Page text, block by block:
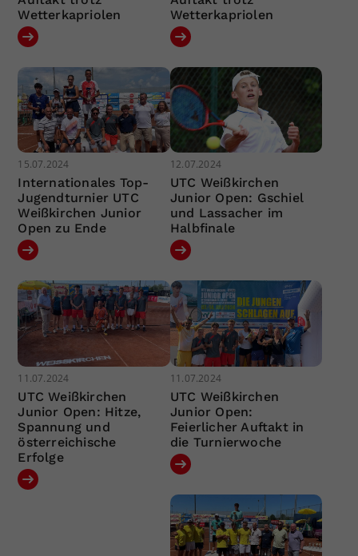
Wetterkapriolen
Wetterkapriolen
15.07.2024
Internationales Top-
Jugendturnier UTC
Weißkirchen Junior
Open zu Ende
12.07.2024
UTC Weißkirchen
Junior Open: Gschiel
und Lassacher im
Halbfinale
11.07.2024
UTC Weißkirchen
Junior Open: Hitze,
Spannung und
österreichische
Erfolge
11.07.2024
UTC Weißkirchen
Junior Open:
Feierlicher Auftakt in
die Turnierwoche